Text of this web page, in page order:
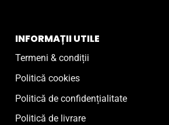
INFORMAȚII UTILE
Termeni & condiții
Politică cookies
Politică de confidențialitate
Politică de livrare